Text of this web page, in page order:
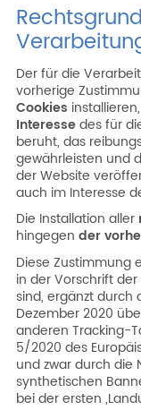
Der für die
vorherige
Cookies
Interessedes für
beruht, das
gewährleisten und
der Website
auch im Interesse
Die Installation aller
hingegen der
Diese Zustimmung
in der Vorschrift
sind, ergänzt durch
Dezember 2020
anderen Tracking-
5/2020 des
und zwar durch die
synthetischen
bei der ersten